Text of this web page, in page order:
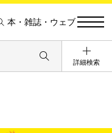
本・雑誌・ウェブ
詳細検索